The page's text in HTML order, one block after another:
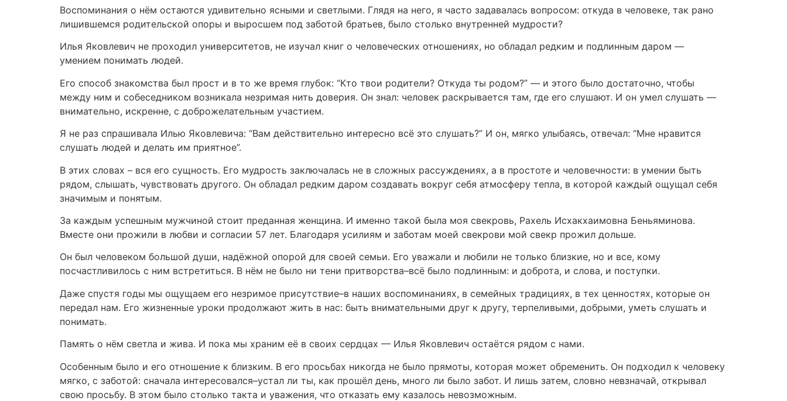
Воспоминания о нём остаются удивительно ясными и светлыми. Глядя на него, я часто задавалась вопросом: откуда в человеке, так рано
лишившемся родительской опоры и выросшем под заботой братьев, было столько внутренней мудрости?
Илья Яковлевич не проходил университетов, не изучал книг о человеческих отношениях, но обладал редким и подлинным даром —
умением понимать людей.
Его способ знакомства был прост и в то же время глубок: “Кто твои родители? Откуда ты родом?” — и этого было достаточно, чтобы
между ним и собеседником возникала незримая нить доверия. Он знал: человек раскрывается там, где его слушают. И он умел слушать —
внимательно, искренне, с доброжелательным участием.
Я не раз спрашивала Илью Яковлевича: “Вам действительно интересно всё это слушать?” И он, мягко улыбаясь, отвечал: “Мне нравится
слушать людей и делать им приятное”.
В этих словах – вся его сущность. Его мудрость заключалась не в сложных рассуждениях, а в простоте и человечности: в умении быть
рядом, слышать, чувствовать другого. Он обладал редким даром создавать вокруг себя атмосферу тепла, в которой каждый ощущал себя
значимым и понятым.
За каждым успешным мужчиной стоит преданная женщина. И именно такой была моя свекровь, Рахель Исхакхаимовна Беньяминова.
Вместе они прожили в любви и согласии 57 лет. Благодаря усилиям и заботам моей свекрови мой свекр прожил дольше.
Он был человеком большой души, надёжной опорой для своей семьи. Его уважали и любили не только близкие, но и все, кому
посчастливилось с ним встретиться. В нём не было ни тени притворства–всё было подлинным: и доброта, и слова, и поступки.
Даже спустя годы мы ощущаем его незримое присутствие–в наших воспоминаниях, в семейных традициях, в тех ценностях, которые он
передал нам. Его жизненные уроки продолжают жить в нас: быть внимательными друг к другу, терпеливыми, добрыми, уметь слушать и
понимать.
Память о нём светла и жива. И пока мы храним её в своих сердцах — Илья Яковлевич остаётся рядом с нами.
Особенным было и его отношение к близким. В его просьбах никогда не было прямоты, которая может обременить. Он подходил к человеку
мягко, с заботой: сначала интересовался–устал ли ты, как прошёл день, много ли было забот. И лишь затем, словно невзначай, открывал
свою просьбу. В этом было столько такта и уважения, что отказать ему казалось невозможным.